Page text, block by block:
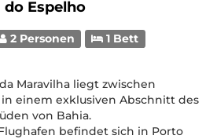
do Espelho
2 Personen
1 Bett
Maravilha liegt zwischen
in einem exklusiven Abschnitt des
von Bahia.
befindet sich in Porto